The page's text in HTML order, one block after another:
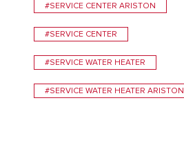
#SERVICE CENTER ARISTON
#SERVICE CENTER
#SERVICE WATER HEATER
#SERVICE WATER HEATER ARISTON